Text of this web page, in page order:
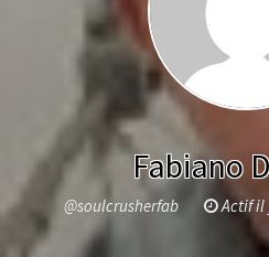
Fabiano
@soulcrusherfab Actif il